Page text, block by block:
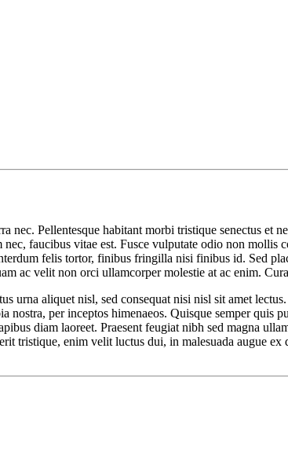
Pellentesque habitant morbi tristique senectus et
faucibus vitae est. Fusce vulputate odio non
felis tortor, finibus fringilla nisi finibus id. Sed
ac velit non orci ullamcorper molestie at ac enim.
aliquet nisl, sed consequat nisi nisl sit amet
per inceptos himenaeos. Quisque semper quis
diam laoreet. Praesent feugiat nibh sed magna
tristique, enim velit luctus dui, in malesuada augue